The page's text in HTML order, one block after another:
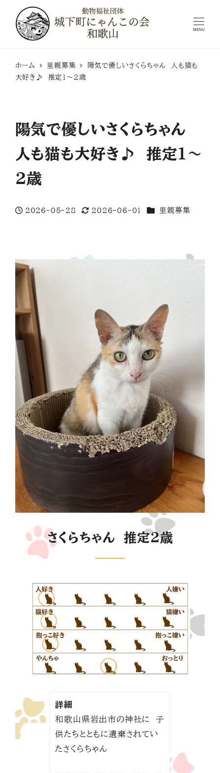
MENU
ホーム 里親募集
陽気で優しいさくらちゃん 人も猫も
大好き♪ 推定1～２歳
陽気で優しいさくらちゃん
人も猫も大好き♪ 推定1～
２歳
投稿日
2026-05-28
2026-06-01 カテゴリー
里親募集
さくらちゃん 推定２歳
詳細
和歌山県岩出市の神社に 子
供たちとともに遺棄されてい
たさくらちゃん